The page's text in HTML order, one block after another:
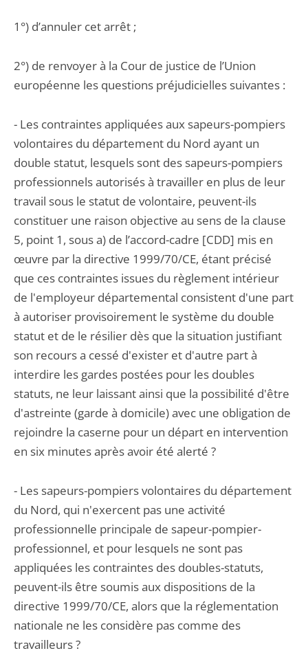
1°) d’annuler cet arrêt ;
2°) de renvoyer à la Cour de justice de l’Union
européenne les questions préjudicielles suivantes :
- Les contraintes appliquées aux sapeurs-pompiers
volontaires du département du Nord ayant un
double statut, lesquels sont des sapeurs-pompiers
professionnels autorisés à travailler en plus de leur
travail sous le statut de volontaire, peuvent-ils
constituer une raison objective au sens de la clause
5, point 1, sous a) de l’accord-cadre [CDD] mis en
œuvre par la directive 1999/70/CE, étant précisé
que ces contraintes issues du règlement intérieur
de l'employeur départemental consistent d'une part
à autoriser provisoirement le système du double
statut et de le résilier dès que la situation justifiant
son recours a cessé d'exister et d'autre part à
interdire les gardes postées pour les doubles
statuts, ne leur laissant ainsi que la possibilité d'être
d'astreinte (garde à domicile) avec une obligation de
rejoindre la caserne pour un départ en intervention
en six minutes après avoir été alerté ?
- Les sapeurs-pompiers volontaires du département
du Nord, qui n'exercent pas une activité
professionnelle principale de sapeur-pompier-
professionnel, et pour lesquels ne sont pas
appliquées les contraintes des doubles-statuts,
peuvent-ils être soumis aux dispositions de la
directive 1999/70/CE, alors que la réglementation
nationale ne les considère pas comme des
travailleurs ?